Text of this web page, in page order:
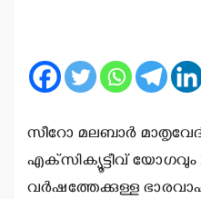
സീറോ മലബാര്‍
എക്‌സിക്യൂട്ടീവ് യോഗവും
വര്‍ഷത്തേക്കുള്ള